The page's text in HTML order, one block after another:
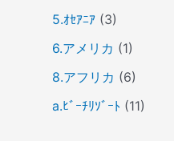
5.ｵｾｱﾆｱ(3)
6.アメリカ (1)
8.アフリカ (6)
a.ﾋﾞｰﾁﾘｿﾞｰﾄ (11)